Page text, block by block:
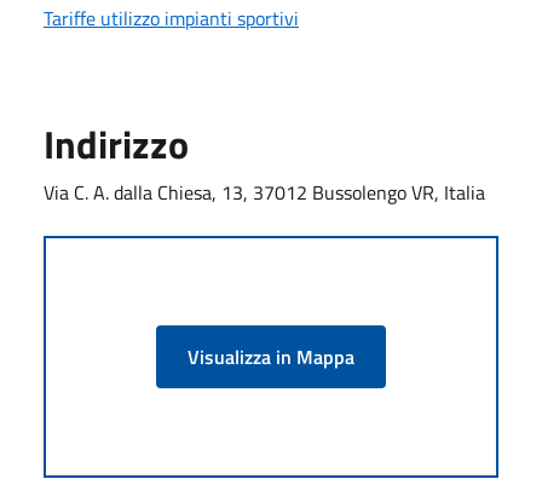
Tariffe utilizzo impianti sportivi
Indirizzo
Via C. A. dalla Chiesa, 13, 37012 Bussolengo VR, Italia
Visualizza in Mappa